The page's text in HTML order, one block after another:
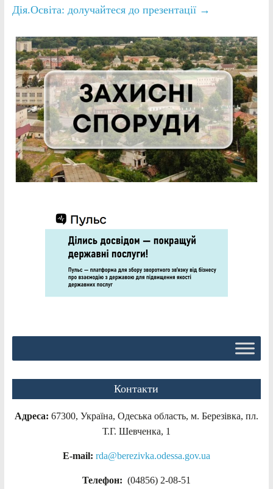
Дія.Освіта: долучайтеся до презентації →
Контакти
Адреса: 67300, Україна, Одеська область, м. Березівка, пл.
Т.Г. Шевченка, 1
E-mail: rda@berezivka.odessa.gov.ua
Телефон: (04856) 2-08-51